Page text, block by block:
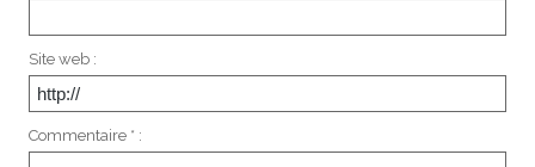
Site web :
Commentaire * :